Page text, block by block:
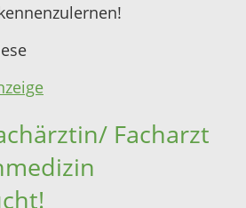
Facharzt